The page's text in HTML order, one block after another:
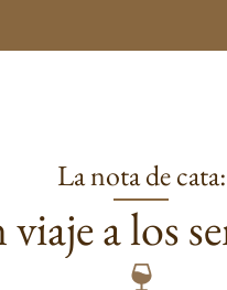
La nota de cata:
a los